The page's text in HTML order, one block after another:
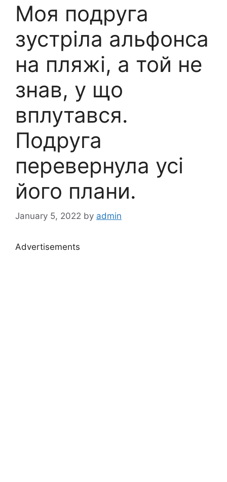
Моя подруга
зустріла альфонса
на пляжі, а той не
знав, у що
вплутався.
Подруга
перевернула усі
його плани.
January 5, 2022 by admin
Advertisements